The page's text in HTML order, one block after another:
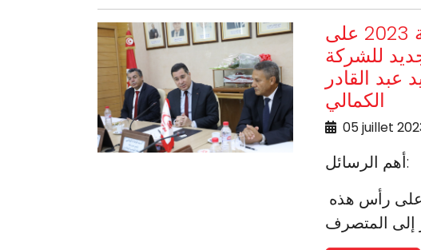
أشرف وزير النقل السيد ربيع المجيدي صباح اليوم الأربعاء 05 جويلية 2023 على
للشركة
القادر
الكمالي
05 juillet
أهم الرسائل: